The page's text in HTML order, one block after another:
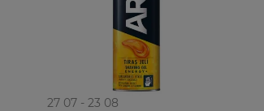
27 07 - 23 08